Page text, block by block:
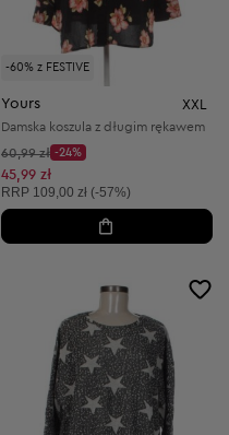
-60% z FESTIVE
Yours XXL
Damska koszula z długim rękawem
Cena początkowa:
60,99 zł
Discount Price:
-24%
Obniżona cena:
45,99 zł
Cena sugerowana:
RRP 109,00 zł (-57%)